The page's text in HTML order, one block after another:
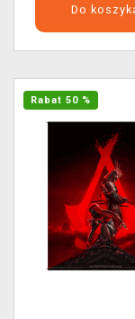
Do
Rabat 50 %